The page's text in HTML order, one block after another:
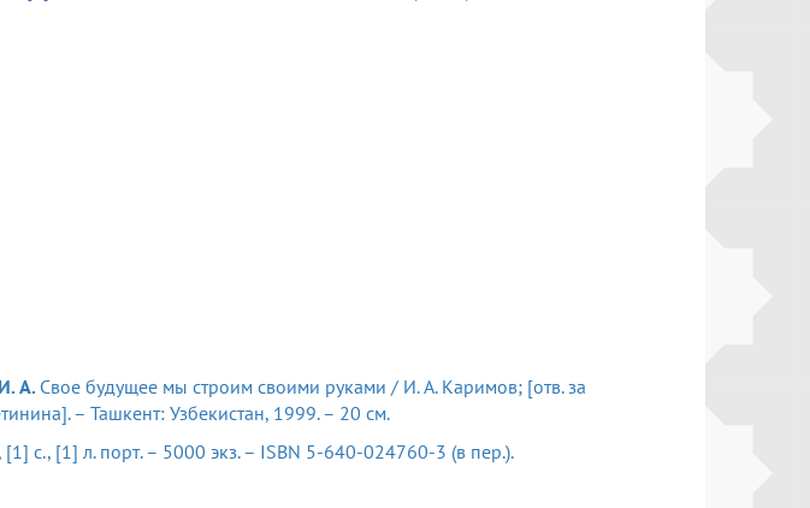
А. Свое будущее мы строим своими руками / И. А. Каримов; [отв. за
– Ташкент: Узбекистан, 1999. – 20 см.
[1] с., [1] л. порт. – 5000 экз. – ISBN 5-640-024760-3 (в пер.).